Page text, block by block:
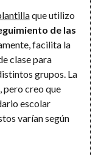
que utilizo
de las
facilita la
clase para
grupos. La
pero creo que
escolar
varían según